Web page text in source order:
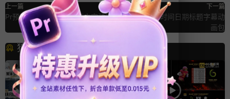
上一篇
Pr预设 9款分割爆炸碎裂文字动画
下一篇
Ae模版 18个时间日期标题字幕动
画包
猜你喜欢